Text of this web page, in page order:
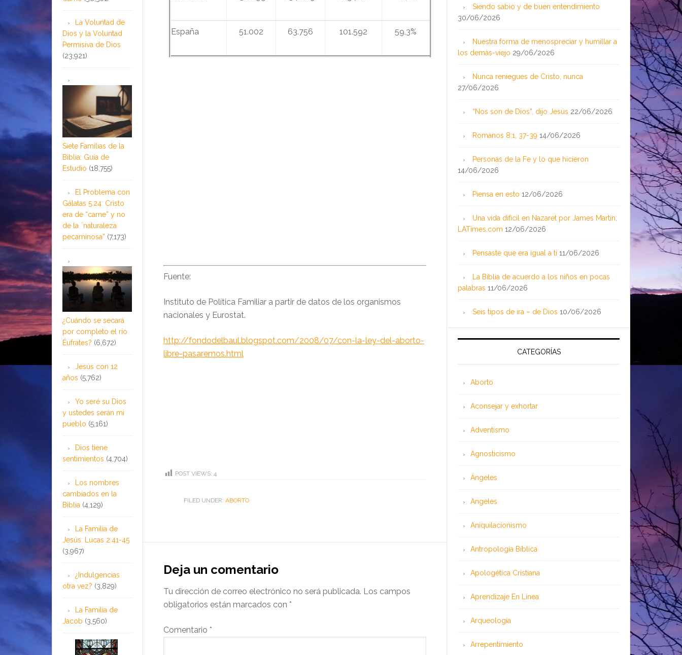
España 51.002 63.756 101.592 59,3%
Fuente:
Instituto de Política Familiar a partir de datos de los organismos
nacionales y Eurostat.
http://fondodelbaul.blogspot.com/2008/07/con-la-ley-del-aborto-
libre-pasaremos.html
POST VIEWS: 4
FILED UNDER: ABORTO
Deja un comentario
Tu dirección de correo electrónico no será publicada. Los campos
obligatorios están marcados con *
Comentario *
Siendo sabio y de buen entendimiento
30/06/2026
Nuestra forma de menospreciar y humillar a
los demás-viejo 29/06/2026
Nunca reniegues de Cristo, nunca
27/06/2026
“Nos son de Dios”, dijo Jesús 22/06/2026
Romanos 8:1, 37-39 14/06/2026
Personas de la Fe y lo que hicieron
14/06/2026
Piensa en esto 12/06/2026
Una vida difícil en Nazaret por James Martin;
LATimes.com 12/06/2026
Pensaste que era igual a ti 11/06/2026
La Biblia de acuerdo a los niños en pocas
palabras 11/06/2026
Seis tipos de ira – de Dios 10/06/2026
CATEGORÍAS
Aborto
Aconsejar y exhortar
Adventismo
Agnosticismo
Ángeles
Angeles
Aniquilacionismo
Antropología Bíblica
Apologética Cristiana
Aprendizaje En Línea
Arqueología
Arrepentimiento
La Voluntad de
Dios y la Voluntad
Permisiva de Dios
(23,921)
Siete Familias de la
Biblia: Guía de
Estudio (18,755)
El Problema con
Gálatas 5:24: Cristo
era de “carne” y no
de la ¨naturaleza
pecaminosa” (7,173)
¿Cuándo se secará
por completo el río
Éufrates? (6,672)
Jesús con 12
años (5,762)
Yo seré su Dios
y ustedes serán mi
pueblo (5,161)
Dios tiene
sentimientos (4,704)
Los nombres
cambiados en la
Biblia (4,129)
La Familia de
Jesús: Lucas 2:41-45
(3,967)
¿Indulgencias
otra vez? (3,829)
La Familia de
Jacob (3,560)